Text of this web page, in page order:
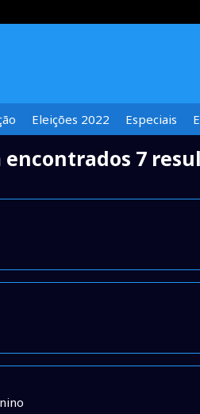
Eleições 2022 Especiais
encontrados 7